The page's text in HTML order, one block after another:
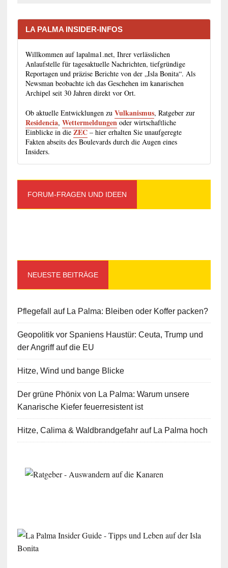
LA PALMA INSIDER-INFOS
Willkommen auf lapalma1.net, Ihrer verlässlichen
Anlaufstelle für tagesaktuelle Nachrichten, tiefgründige
Reportagen und präzise Berichte von der „Isla Bonita“. Als
Newsman beobachte ich das Geschehen im kanarischen
Archipel seit 30 Jahren direkt vor Ort.
Ob aktuelle Entwicklungen zu Vulkanismus, Ratgeber zur
Residencia, Wettermeldungenoder wirtschaftliche
Einblicke in die ZEC– hier erhalten Sie unaufgeregte
Fakten abseits des Boulevards durch die Augen eines
Insiders.
FORUM-FRAGEN UND IDEEN
NEUESTE BEITRÄGE
Pflegefall auf La Palma: Bleiben oder Koffer packen?
Geopolitik vor Spaniens Haustür: Ceuta, Trump und
der Angriff auf die EU
Hitze, Wind und bange Blicke
Der grüne Phönix von La Palma: Warum unsere
Kanarische Kiefer feuerresistent ist
Hitze, Calima & Waldbrandgefahr auf La Palma hoch